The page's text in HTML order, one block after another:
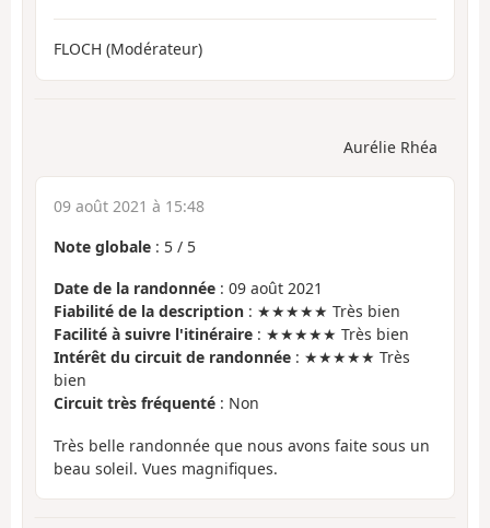
FLOCH (Modérateur)
Aurélie Rhéa
09 août 2021 à 15:48
Note globale : 5 / 5
Date de la randonnée : 09 août 2021
Fiabilité de la description : ★★★★★ Très bien
Facilité à suivre l'itinéraire : ★★★★★ Très bien
Intérêt du circuit de randonnée : ★★★★★ Très
bien
Circuit très fréquenté : Non
Très belle randonnée que nous avons faite sous un
beau soleil. Vues magnifiques.